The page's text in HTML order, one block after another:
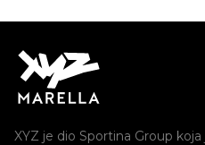
XYZ je dio Sportina Group